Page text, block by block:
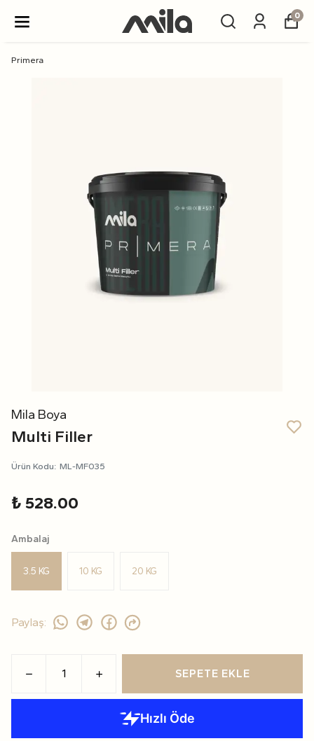
0
Primera
Mila Boya
Multi Filler
Ürün Kodu: ML-MF035
₺ 528.00
Ambalaj
3.5 KG 10 KG 20 KG
Paylaş:
SEPETE EKLE